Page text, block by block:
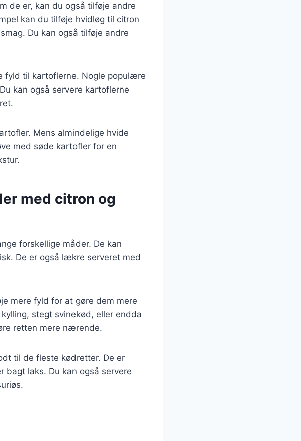
de er, kan du også tilføje andre
kan du tilføje hvidløg til citron
Du kan også tilføje andre
fyld til kartoflerne. Nogle populære
kan også servere kartoflerne
Mens almindelige hvide
med søde kartofler for en
med citron og
forskellige måder. De kan
De er også lækre serveret med
mere fyld for at gøre dem mere
stegt svinekød, eller endda
retten mere nærende.
til de fleste kødretter. De er
laks. Du kan også servere